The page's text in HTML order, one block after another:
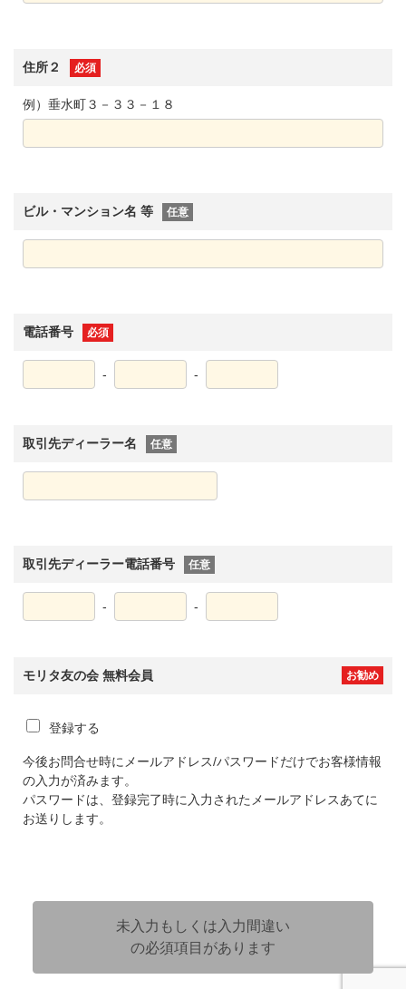
住所２ 必須
例）垂水町３－３３－１８
ビル・マンション名 等 任意
電話番号 必須
- -
取引先ディーラー名 任意
取引先ディーラー電話番号 任意
- -
モリタ友の会 無料会員 お勧め
登録する
今後お問合せ時にメールアドレス/パスワードだけでお客様情報
の入力が済みます。
パスワードは、登録完了時に入力されたメールアドレスあてに
お送りします。
未入力もしくは入力間違い
の必須項目があります